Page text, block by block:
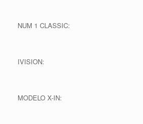
NUM 1 CLASSIC:
IVISION:
MODELO X-IN: